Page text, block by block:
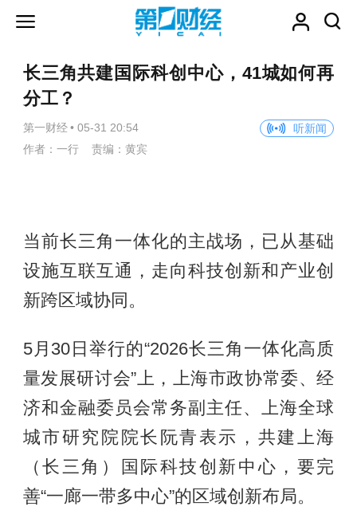
长三角共建国际科创中心，41城如何再
分工？
第一财经 • 05-31 20:54
听新闻
作者：一行 责编：黄宾
当前长三角一体化的主战场，已从基础
设施互联互通，走向科技创新和产业创
新跨区域协同。
5月30日举行的“2026长三角一体化高质
量发展研讨会”上，上海市政协常委、经
济和金融委员会常务副主任、上海全球
城市研究院院长阮青表示，共建上海
（长三角）国际科技创新中心，要完
善“一廊一带多中心”的区域创新布局。